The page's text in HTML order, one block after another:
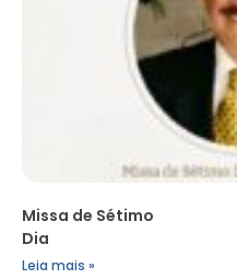
Missa de Sétimo
Dia
Leia mais »